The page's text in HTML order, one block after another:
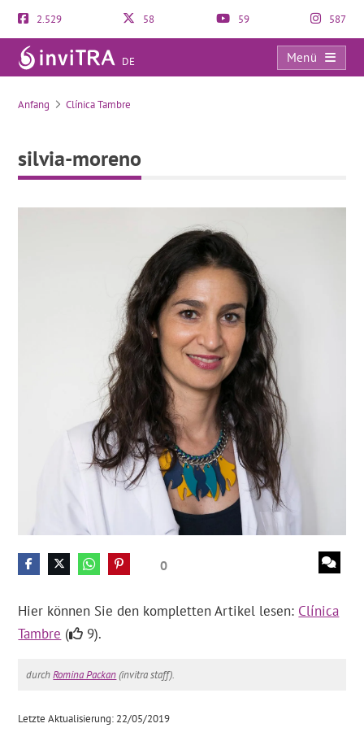
2.529 58 59 587
DE
Menü
silvia-moreno
Anfang Clínica Tambre
silvia-moreno
0
Hier können Sie den kompletten Artikel lesen: Clínica
Tambre ( 9).
durchRomina Packan(invitra staff).
Letzte Aktualisierung: 22/05/2019